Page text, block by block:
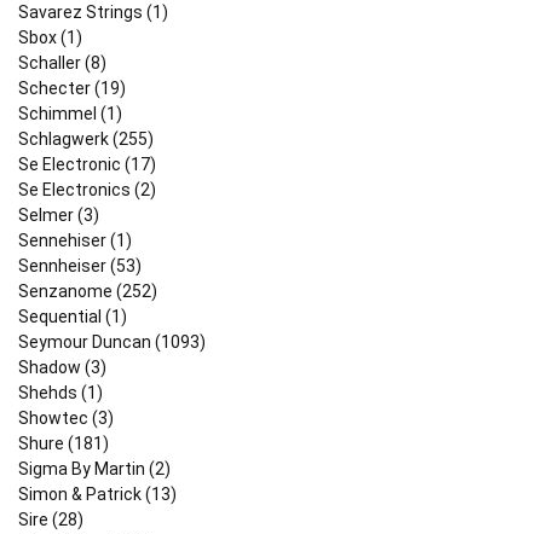
Savarez Strings (1)
Sbox (1)
Schaller (8)
Schecter (19)
Schimmel (1)
Schlagwerk (255)
Se Electronic (17)
Se Electronics (2)
Selmer (3)
Sennehiser (1)
Sennheiser (53)
Senzanome (252)
Sequential (1)
Seymour Duncan (1093)
Shadow (3)
Shehds (1)
Showtec (3)
Shure (181)
Sigma By Martin (2)
Simon & Patrick (13)
Sire (28)